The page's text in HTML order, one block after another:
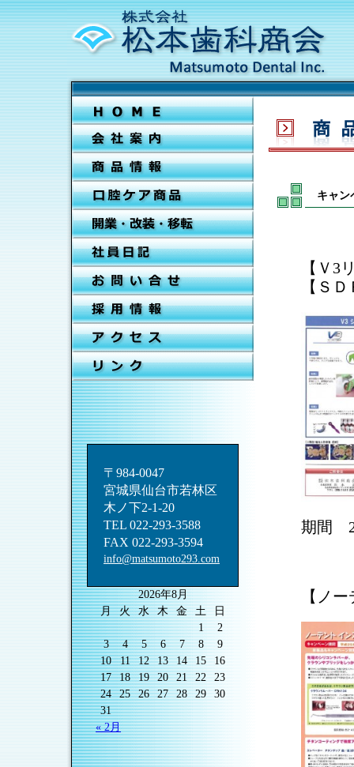
〒984-0047
宮城県仙台市若林区
木ノ下2-1-20
TEL 022-293-3588
FAX 022-293-3594
info@matsumoto293.com
2026年8月
月
火 水 木 金 土
日
1
2
3
4 5 6 7 8
9
10
11 12 13 14 15
16
17
18 19 20 21 22
23
24
25 26 27 28 29
30
31
« 2月
キャン
【Ｖ3
【Ｓ
期間
【ノ